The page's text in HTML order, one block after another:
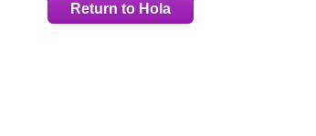
Return to Hola